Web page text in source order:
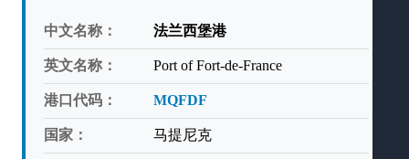
中文名称： 法兰西堡港
英文名称： Port of Fort-de-France
港口代码： MQFDF
国家： 马提尼克